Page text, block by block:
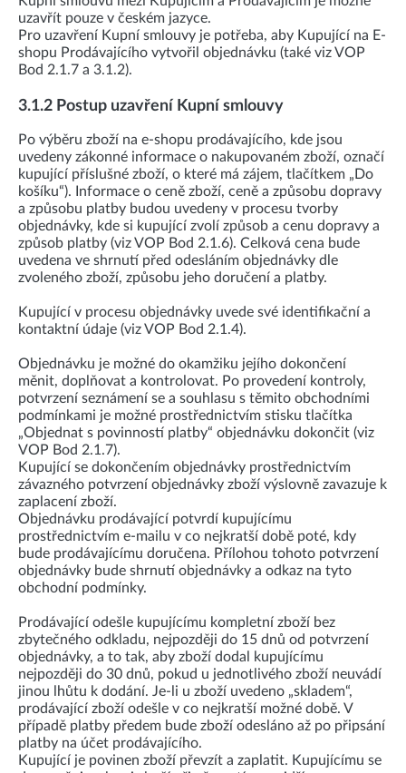
uzavřít pouze v českém jazyce.
Pro uzavření Kupní smlouvy je potřeba, aby Kupující na E-
shopu Prodávajícího vytvořil objednávku (také viz VOP
Bod 2.1.7 a 3.1.2).
3.1.2 Postup uzavření Kupní smlouvy
Po výběru zboží na e-shopu prodávajícího, kde jsou
uvedeny zákonné informace o nakupovaném zboží, označí
kupující příslušné zboží, o které má zájem, tlačítkem „Do
košíku“). Informace o ceně zboží, ceně a způsobu dopravy
a způsobu platby budou uvedeny v procesu tvorby
objednávky, kde si kupující zvolí způsob a cenu dopravy a
způsob platby (viz VOP Bod 2.1.6). Celková cena bude
uvedena ve shrnutí před odesláním objednávky dle
zvoleného zboží, způsobu jeho doručení a platby.
Kupující v procesu objednávky uvede své identifikační a
kontaktní údaje (viz VOP Bod 2.1.4).
Objednávku je možné do okamžiku jejího dokončení
měnit, doplňovat a kontrolovat. Po provedení kontroly,
potvrzení seznámení se a souhlasu s těmito obchodními
podmínkami je možné prostřednictvím stisku tlačítka
„Objednat s povinností platby“ objednávku dokončit (viz
VOP Bod 2.1.7).
Kupující se dokončením objednávky prostřednictvím
závazného potvrzení objednávky zboží výslovně zavazuje k
zaplacení zboží.
Objednávku prodávající potvrdí kupujícímu
prostřednictvím e-mailu v co nejkratší době poté, kdy
bude prodávajícímu doručena. Přílohou tohoto potvrzení
objednávky bude shrnutí objednávky a odkaz na tyto
obchodní podmínky.
Prodávající odešle kupujícímu kompletní zboží bez
zbytečného odkladu, nejpozději do 15 dnů od potvrzení
objednávky, a to tak, aby zboží dodal kupujícímu
nejpozději do 30 dnů, pokud u jednotlivého zboží neuvádí
jinou lhůtu k dodání. Je-li u zboží uvedeno „skladem“,
prodávající zboží odešle v co nejkratší možné době. V
případě platby předem bude zboží odesláno až po připsání
platby na účet prodávajícího.
Kupující je povinen zboží převzít a zaplatit. Kupujícímu se